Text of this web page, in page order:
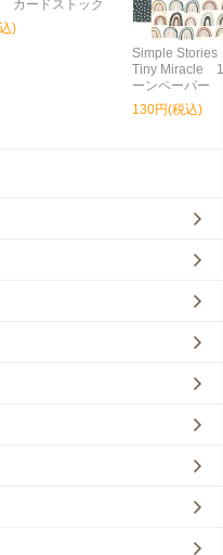
カードストック
)
Simple
Tiny Miracle
ーンペーパー
130円(税込)